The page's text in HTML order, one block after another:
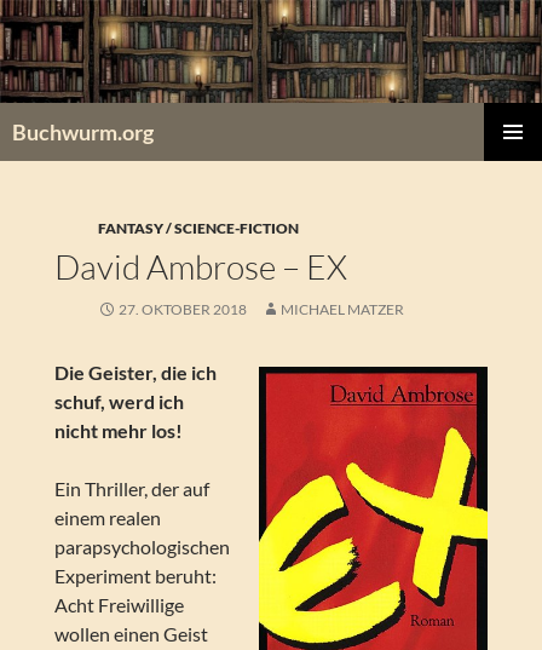
Zum
Inhalt
springen
Buchwurm.org
FANTASY / SCIENCE-FICTION
David Ambrose – EX
27. OKTOBER 2018 MICHAEL MATZER
Die Geister, die ich
schuf, werd ich
nicht mehr los!
Ein Thriller, der auf
einem realen
parapsychologischen
Experiment beruht:
Acht Freiwillige
wollen einen Geist